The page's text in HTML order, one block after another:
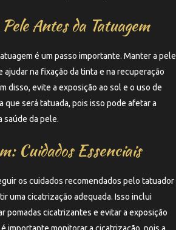
Antes da Tatuagem
é um passo importante. Manter a pele
ajudar na fixação da tinta e na recuperação
disso, evite a exposição ao sol e o uso de
que será tatuada, pois isso pode afetar a
saúde da pele.
Cuidados Essenciais
os cuidados recomendados pelo tatuador
uma cicatrização adequada. Isso inclui
pomadas cicatrizantes e evitar a exposição
importante monitorar a cicatrização, pois a